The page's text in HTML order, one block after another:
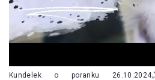
Kundelek o poranku